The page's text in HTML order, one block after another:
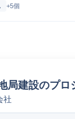
+5個
局建設のプ
社